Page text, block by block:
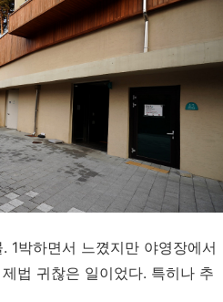
1박하면서 느꼈지만 야영장에서
법 귀찮은 일이었다. 특히나 추